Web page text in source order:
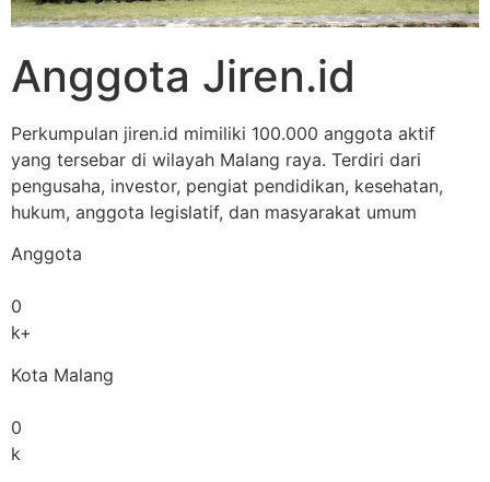
Anggota Jiren.id
Perkumpulan jiren.id mimiliki 100.000 anggota aktif
yang tersebar di wilayah Malang raya. Terdiri dari
pengusaha, investor, pengiat pendidikan, kesehatan,
hukum, anggota legislatif, dan masyarakat umum
Anggota
0
k+
Kota Malang
0
k